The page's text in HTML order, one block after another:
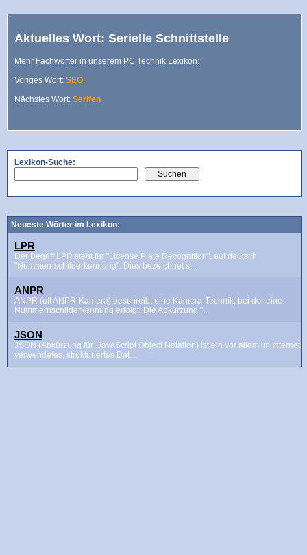
Aktuelles Wort: Serielle Schnittstelle
Mehr Fachwörter in unserem PC Technik Lexikon:
Voriges Wort: SEO
Nächstes Wort: Serifen
Lexikon-Suche:
Neueste Wörter im Lexikon:
LPR
Der Begriff LPR steht für "License Plate Recognition", auf deutsch
"Nummernschilderkennung". Dies bezeichnet s...
ANPR
ANPR (oft ANPR-Kamera) beschreibt eine Kamera-Technik, bei der eine
Nummernschilderkennung erfolgt. Die Abkürzung "...
JSON
JSON (Abkürzung für: JavaScript Object Notation) ist ein vor allem im Internet
verwendetes, strukturiertes Dat...